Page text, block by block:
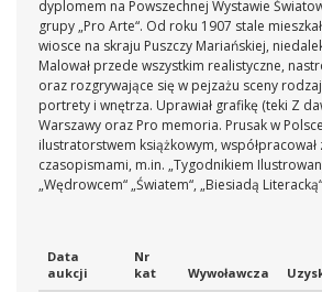
dyplomem na Powszechnej Wystawie
grupy „Pro Arte“. Od roku 1907 stale
wiosce na skraju Puszczy Mariańskiej,
Malował przede wszystkim realistyczne,
oraz rozgrywające się w pejzażu sceny
portrety i wnętrza. Uprawiał grafikę (teki Z
Warszawy oraz Pro memoria. Prusak w
ilustratorstwem książkowym, współpracował
czasopismami, m.in. „Tygodnikiem
„Wędrowcem“ „Światem“, „Biesiadą
Data
aukcji
Nr
kat
Wywoławcza